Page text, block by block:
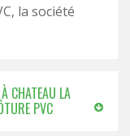
la société
CHATEAU LA
PVC